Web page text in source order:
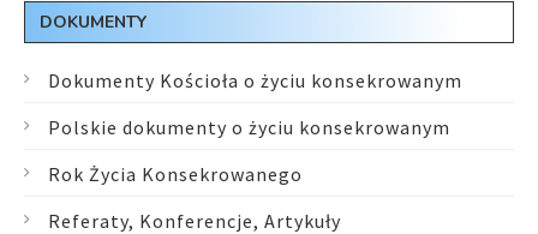
DOKUMENTY
Dokumenty Kościoła o życiu konsekrowanym
Polskie dokumenty o życiu konsekrowanym
Rok Życia Konsekrowanego
Referaty, Konferencje, Artykuły